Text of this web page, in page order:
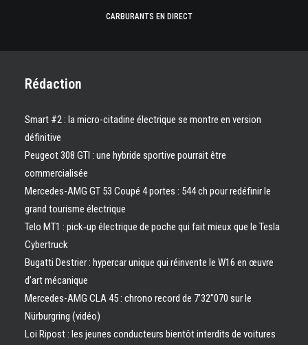
CARBURANTS EN DIRECT
Rédaction
Smart #2 : la micro-citadine électrique se montre en version
définitive
Peugeot 308 GTI : une hybride sportive pourrait être
commercialisée
Mercedes-AMG GT 53 Coupé 4 portes : 544 ch pour redéfinir le
grand tourisme électrique
Telo MT1 : pick‑up électrique de poche qui fait mieux que le Tesla
Cybertruck
Bugatti Destrier : hypercar unique qui réinvente le W16 en œuvre
d’art mécanique
Mercedes-AMG CLA 45 : chrono record de 7’32″070 sur le
Nürburgring (vidéo)
Loi Ripost : les jeunes conducteurs bientôt interdits de voitures